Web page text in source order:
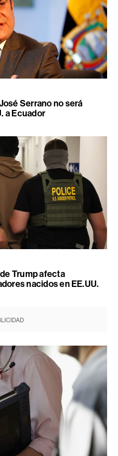
Serrano no será
a Ecuador
Trump afecta
nacidos en EE.UU.